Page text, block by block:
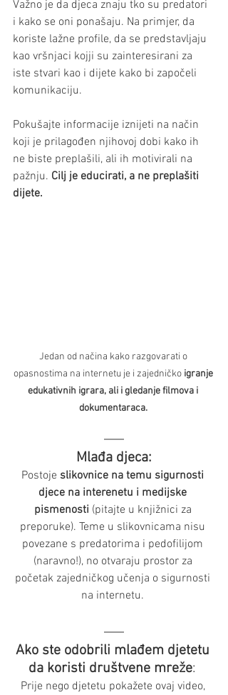
Važno je da djeca znaju tko su predatori
i kako se oni ponašaju. Na primjer, da
koriste lažne profile, da se predstavljaju
kao vršnjaci kojji su zainteresirani za
iste stvari kao i dijete kako bi započeli
komunikaciju.
Pokušajte informacije iznijeti na način
koji je prilagođen njihovoj dobi kako ih
ne biste preplašili, ali ih motivirali na
pažnju. Cilj je educirati, a ne preplašiti
dijete.
Jedan od načina kako razgovarati o
opasnostima na internetu je i zajedničko igranje
edukativnih igrara, ali i gledanje filmova i
dokumentaraca.
Mlađa djeca:
Postoje slikovnice na temu sigurnosti
djece na interenetu i medijske
pismenosti (pitajte u knjižnici za
preporuke). Teme u slikovnicama nisu
povezane s predatorima i pedofilijom
(naravno!), no otvaraju prostor za
početak zajedničkog učenja o sigurnosti
na internetu.
Ako ste odobrili mlađem djetetu
da koristi društvene mreže:
Prije nego djetetu pokažete ovaj video,